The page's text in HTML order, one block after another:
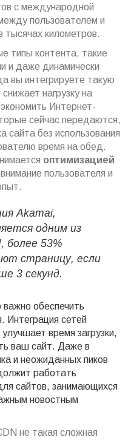
с международной
пользователем и
тысячах километров.
типы контента, такие
и даже динамически
вы интегрируете такую
нагрузку на
Интернет-
сейчас передаются,
сайта без использования
время на обед.
оптимизацией
пользователя и
Akamai,
одним из
более 53%
страницу, если
3 секунд.
обеспечить
Интеграция сетей
время загрузки,
ваш сайт. Даже в
и неожиданных пиков
работать
сайтов, занимающихся
новостным
не такая сложная